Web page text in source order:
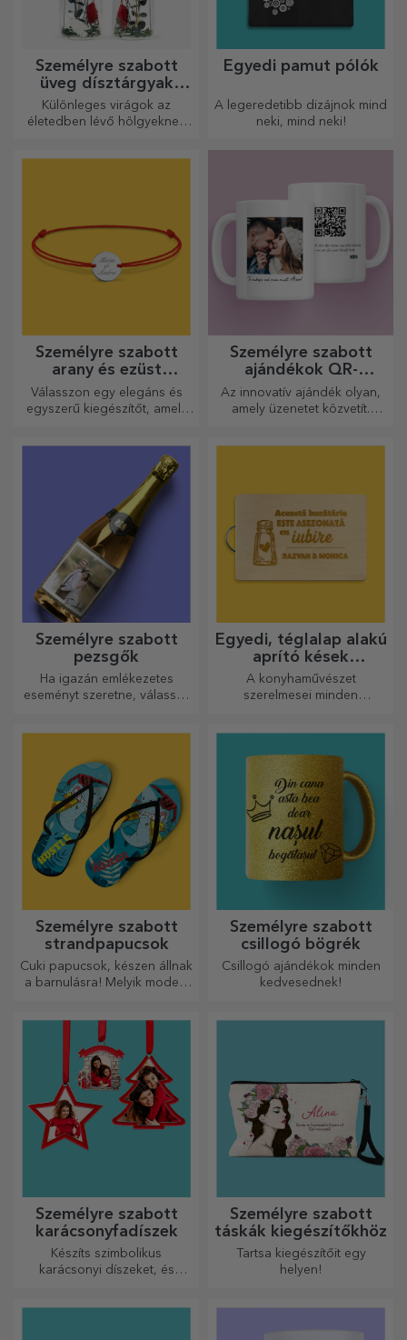
Személyre szabott
üveg dísztárgyak
konzervált virágokkal
Különleges virágok az
életedben lévő hölgyeknek
Egyedi pamut pólók
A legeredetibb dizájnok mind
neki, mind neki!
Személyre szabott
arany és ezüst
karkötők
Válasszon egy elegáns és
egyszerű kiegészítőt, amely
személyiségét, aki viselni
Személyre szabott
ajándékok QR-
kódokkal
Az innovatív ajándék olyan,
amely üzenetet közvetít.
Személyre szabott
pezsgők
Ha igazán emlékezetes
eseményt szeretne, válassza
legteljesebb mértékben!
Egyedi, téglalap alakú
aprító kések
fogantyúval
A konyhaművészet
szerelmesei minden
készülnek. Válassza ki a
megfelelőt!
Személyre szabott
strandpapucsok
Cuki papucsok, készen állnak
a barnulásra! Melyik modellt
Személyre szabott
csillogó bögrék
Csillogó ajándékok minden
kedvesednek!
Személyre szabott
karácsonyfadíszek
Készíts szimbolikus
karácsonyi díszeket, és
Személyre szabott
táskák kiegészítőkhöz
Tartsa kiegészítőit egy
helyen!